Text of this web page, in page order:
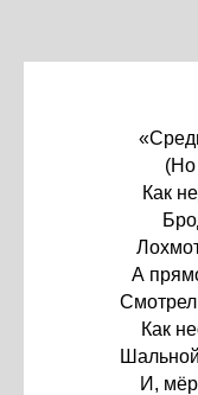
(Но
Как
А
Смотрел
Как
И,